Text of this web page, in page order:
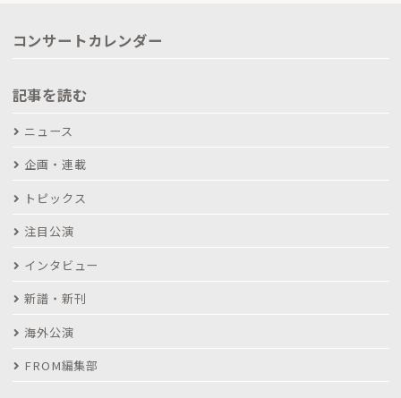
コンサートカレンダー
記事を読む
ニュース
企画・連載
トピックス
注目公演
インタビュー
新譜・新刊
海外公演
FROM編集部